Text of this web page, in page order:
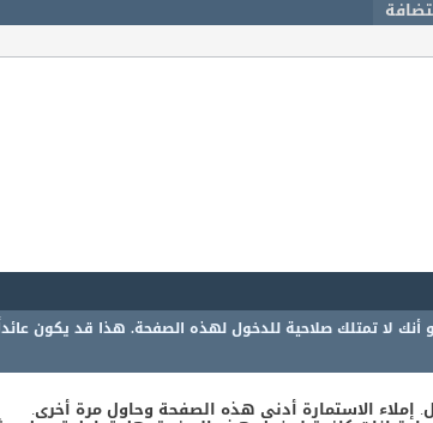
أنك لا تمتلك صلاحية للدخول لهذه الصفحة. هذا قد يكون
إملاء الاستمارة أدنى هذه الصفحة وحاول مرة أخرى.